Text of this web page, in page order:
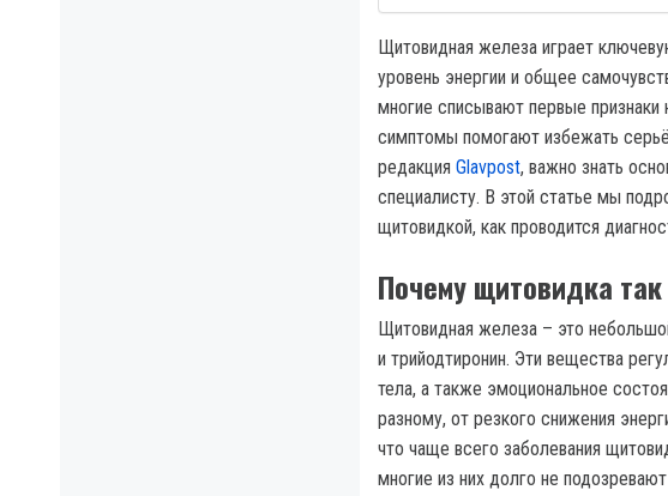
Щитовидная железа играет
уровень энергии и общее
многие списывают первые
симптомы помогают избежать
редакция Glavpost, важно знать
специалисту. В этой статье мы
щитовидкой, как проводится
Почему щитовидка
Щитовидная железа – это
и трийодтиронин. Эти вещества
тела, а также эмоциональное
разному, от резкого снижения
что чаще всего заболевания
многие из них долго не